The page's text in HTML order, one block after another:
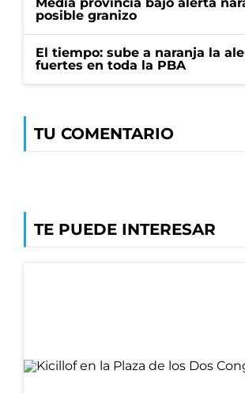
posible granizo
El tiempo: sube a naranja la
fuertes en toda la PBA
TU COMENTARIO
TE PUEDE INTERESAR